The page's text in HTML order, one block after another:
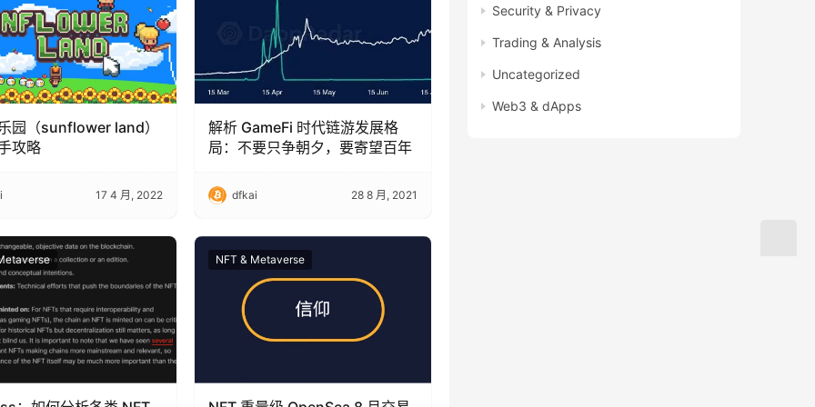
园（sunflower land）
攻略
17 4 月, 2022
解析 GameFi 时代链游发展格
局：不要只争朝夕，要寄望百年
dfkai 28 8 月, 2021
NFT & Metaverse
Security & Privacy
Trading & Analysis
Uncategorized
Web3 & dApps